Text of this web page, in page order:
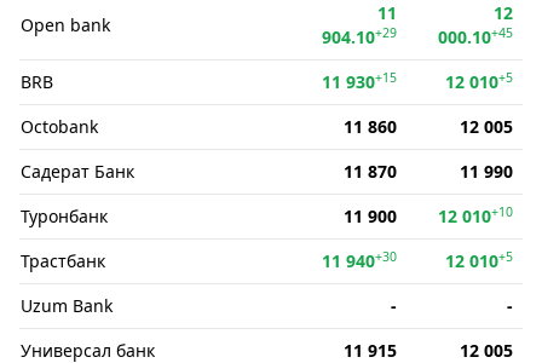
Open bank
11
904.10+29
12
000.10+45
BRB 11 930+15 12 010+5
Octobank 11 860
12 005
Садерат Банк
11 870
11 990
Туронбанк
11 900 12 010+10
Трастбанк 11 940+30 12 010+5
Uzum Bank -
-
Универсал банк
11 915
12 005